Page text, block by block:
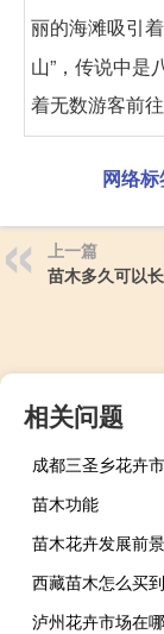
丽的海滩吸引
山”，传说中是
着无数游客前往
网络标
上一篇
苗木多久可以
相关问题
成都三圣乡花卉
苗木功能
苗木花卉发展前景
西藏苗木怎么买到
泸州花卉市场在